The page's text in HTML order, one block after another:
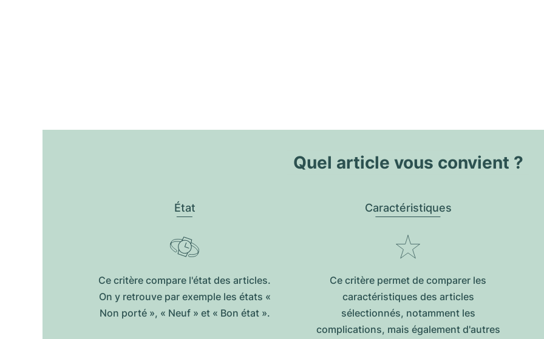
Quel article vous convient ?
État
Ce critère compare l'état des articles.
On y retrouve par exemple les états «
Non porté », « Neuf » et « Bon état ».
Caractéristiques
Ce critère permet de comparer les
caractéristiques des articles
sélectionnés, notamment les
complications, mais également d'autres